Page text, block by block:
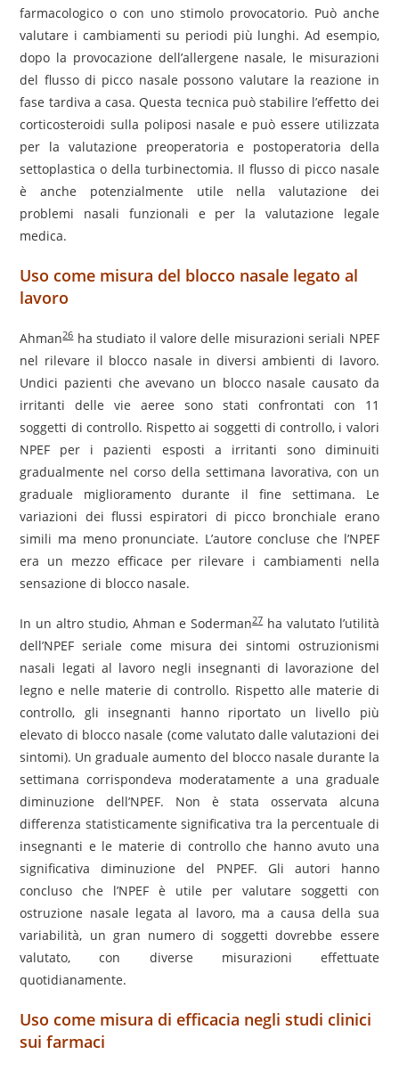
farmacologico o con uno stimolo provocatorio. Può anche
valutare i cambiamenti su periodi più lunghi. Ad esempio,
dopo la provocazione dell’allergene nasale, le misurazioni
del flusso di picco nasale possono valutare la reazione in
fase tardiva a casa. Questa tecnica può stabilire l’effetto dei
corticosteroidi sulla poliposi nasale e può essere utilizzata
per la valutazione preoperatoria e postoperatoria della
settoplastica o della turbinectomia. Il flusso di picco nasale
è anche potenzialmente utile nella valutazione dei
problemi nasali funzionali e per la valutazione legale
medica.
Uso come misura del blocco nasale legato al
lavoro
Ahman26ha studiato il valore delle misurazioni seriali NPEF
nel rilevare il blocco nasale in diversi ambienti di lavoro.
Undici pazienti che avevano un blocco nasale causato da
irritanti delle vie aeree sono stati confrontati con 11
soggetti di controllo. Rispetto ai soggetti di controllo, i valori
NPEF per i pazienti esposti a irritanti sono diminuiti
gradualmente nel corso della settimana lavorativa, con un
graduale miglioramento durante il fine settimana. Le
variazioni dei flussi espiratori di picco bronchiale erano
simili ma meno pronunciate. L’autore concluse che l’NPEF
era un mezzo efficace per rilevare i cambiamenti nella
sensazione di blocco nasale.
In un altro studio, Ahman e Soderman27ha valutato l’utilità
dell’NPEF seriale come misura dei sintomi ostruzionismi
nasali legati al lavoro negli insegnanti di lavorazione del
legno e nelle materie di controllo. Rispetto alle materie di
controllo, gli insegnanti hanno riportato un livello più
elevato di blocco nasale (come valutato dalle valutazioni dei
sintomi). Un graduale aumento del blocco nasale durante la
settimana corrispondeva moderatamente a una graduale
diminuzione dell’NPEF. Non è stata osservata alcuna
differenza statisticamente significativa tra la percentuale di
insegnanti e le materie di controllo che hanno avuto una
significativa diminuzione del PNPEF. Gli autori hanno
concluso che l’NPEF è utile per valutare soggetti con
ostruzione nasale legata al lavoro, ma a causa della sua
variabilità, un gran numero di soggetti dovrebbe essere
valutato, con diverse misurazioni effettuate
quotidianamente.
Uso come misura di efficacia negli studi clinici
sui farmaci